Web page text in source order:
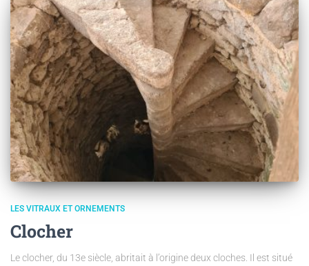
LES VITRAUX ET ORNEMENTS
Clocher
Le clocher, du 13e siècle, abritait à l’origine deux cloches. Il est situé